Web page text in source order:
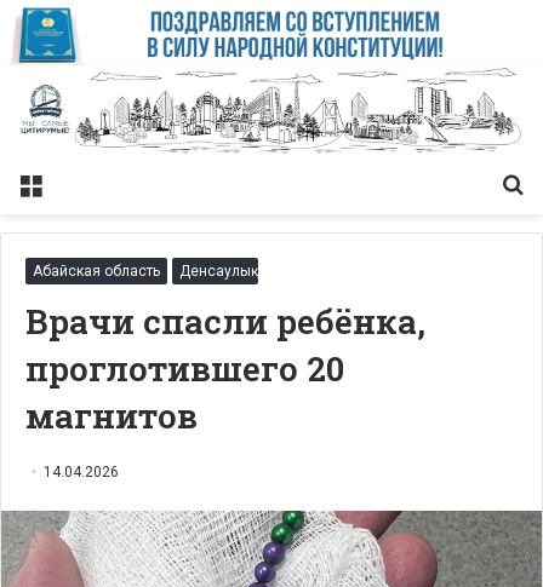
Меню
Абайская область Денсаулық
Врачи спасли ребёнка,
проглотившего 20
магнитов
14.04.2026